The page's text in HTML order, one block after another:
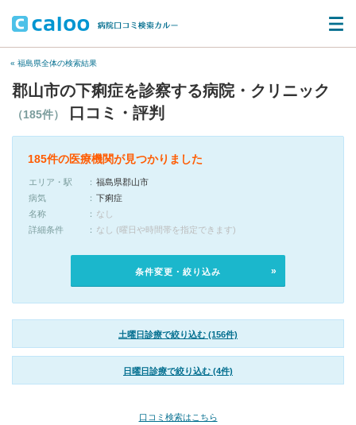
« 福島県全体の検索結果
郡山市の下痢症を診察する病院・クリニック
（185件） 口コミ・評判
185件の医療機関が見つかりました
エリア・駅
福島県郡山市
病気
下痢症
名称
なし
詳細条件
なし (曜日や時間帯を指定できます)
条件変更・絞り込み
土曜日診療で絞り込む (156件)
日曜日診療で絞り込む (4件)
口コミ検索はこちら